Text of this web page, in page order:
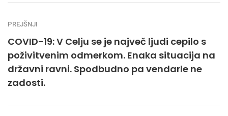
PREJŠNJI
COVID-19: V Celju se je največ ljudi cepilo s
poživitvenim odmerkom. Enaka situacija na
državni ravni. Spodbudno pa vendarle ne
zadosti.